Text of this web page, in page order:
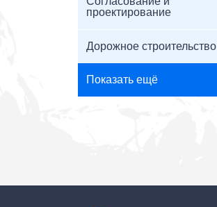
проектирование
Дорожное строительство
Показать ещё